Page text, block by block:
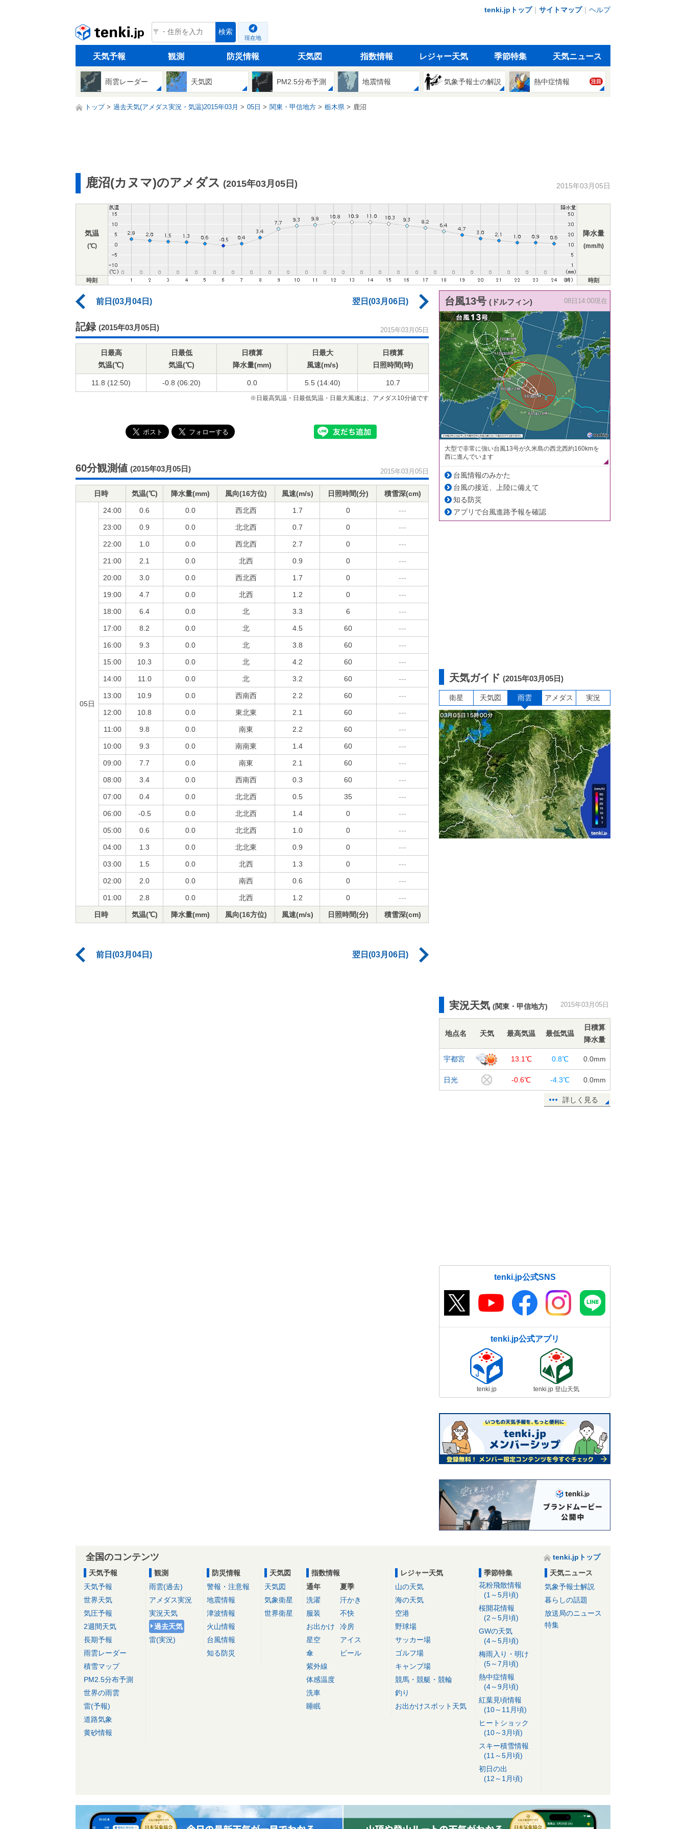
tenki.jpトップ｜ サイトマップ｜ ヘルプ
tenki.jp 検索
現在地
天気予報 観測 防災情報 天気図 指数情報 レジャー天気 季節特集 天気ニュース
雨雲レーダー 天気図 PM2.5分布予測 地震情報 気象予報士の解説 熱中症情報 注目
トップ 過去天気(アメダス実況・気温)2015年03月 05日 関東・甲信地方 栃木県 鹿沼
鹿沼(カヌマ)のアメダス (2015年03月05日) 2015年03月05日
気温
(℃)
降水量
(mm/h)
時刻 時刻
前日(03月04日) 翌日(03月06日)
記録 (2015年03月05日) 2015年03月05日
日最高
気温(℃)
日最低
気温(℃)
日積算
降水量(mm)
日最大
風速(m/s)
日積算
日照時間(時)
11.8 (12:50) -0.8 (06:20) 0.0 5.5 (14:40) 10.7
※日最高気温・日最低気温・日最大風速は、アメダス10分値です
60分観測値 (2015年03月05日) 2015年03月05日
日時 気温(℃) 降水量(mm) 風向(16方位) 風速(m/s) 日照時間(分) 積雪深(cm)
05日
24:00 0.6 0.0 西北西 1.7 0 ---
23:00 0.9 0.0 北北西 0.7 0 ---
22:00 1.0 0.0 西北西 2.7 0 ---
21:00 2.1 0.0 北西 0.9 0 ---
20:00 3.0 0.0 西北西 1.7 0 ---
19:00 4.7 0.0 北西 1.2 0 ---
18:00 6.4 0.0 北 3.3 6 ---
17:00 8.2 0.0 北 4.5 60 ---
16:00 9.3 0.0 北 3.8 60 ---
15:00 10.3 0.0 北 4.2 60 ---
14:00 11.0 0.0 北 3.2 60 ---
13:00 10.9 0.0 西南西 2.2 60 ---
12:00 10.8 0.0 東北東 2.1 60 ---
11:00 9.8 0.0 南東 2.2 60 ---
10:00 9.3 0.0 南南東 1.4 60 ---
09:00 7.7 0.0 南東 2.1 60 ---
08:00 3.4 0.0 西南西 0.3 60 ---
07:00 0.4 0.0 北北西 0.5 35 ---
06:00 -0.5 0.0 北北西 1.4 0 ---
05:00 0.6 0.0 北北西 1.0 0 ---
04:00 1.3 0.0 北北東 0.9 0 ---
03:00 1.5 0.0 北西 1.3 0 ---
02:00 2.0 0.0 南西 0.6 0 ---
01:00 2.8 0.0 北西 1.2 0 ---
日時 気温(℃) 降水量(mm) 風向(16方位) 風速(m/s) 日照時間(分) 積雪深(cm)
前日(03月04日) 翌日(03月06日)
台風13号 (ドルフィン) 08日14:00現在
大型で非常に強い台風13号が久米島の西北西約160kmを
西に進んでいます
台風情報のみかた
台風の接近、上陸に備えて
知る防災
アプリで台風進路予報を確認
天気ガイド (2015年03月05日)
衛星 天気図 雨雲 アメダス 実況
実況天気 (関東・甲信地方) 2015年03月05日
地点名 天気 最高気温 最低気温
日積算
降水量
宇都宮 13.1℃ 0.8℃ 0.0mm
日光 -0.6℃ -4.3℃ 0.0mm
詳しく見る
tenki.jp公式SNS
tenki.jp公式アプリ
tenki.jp tenki.jp 登山天気
全国のコンテンツ
tenki.jpトップ
天気予報
天気予報
世界天気
気圧予報
2週間天気
長期予報
雨雲レーダー
積雪マップ
PM2.5分布予測
世界の雨雲
雷(予報)
道路気象
黄砂情報
観測
雨雲(過去)
アメダス実況
実況天気
過去天気
雷(実況)
防災情報
警報・注意報
地震情報
津波情報
火山情報
台風情報
知る防災
天気図
天気図
気象衛星
世界衛星
指数情報
通年
洗濯
服装
お出かけ
星空
傘
紫外線
体感温度
洗車
睡眠
夏季
汗かき
不快
冷房
アイス
ビール
レジャー天気
山の天気
海の天気
空港
野球場
サッカー場
ゴルフ場
キャンプ場
競馬・競艇・競輪
釣り
お出かけスポット天気
季節特集
花粉飛散情報
(1～5月頃)
桜開花情報
(2～5月頃)
GWの天気
(4～5月頃)
梅雨入り・明け
(5～7月頃)
熱中症情報
(4～9月頃)
紅葉見頃情報
(10～11月頃)
ヒートショック
(10～3月頃)
スキー積雪情報
(11～5月頃)
初日の出
(12～1月頃)
天気ニュース
気象予報士解説
暮らしの話題
放送局のニュース
特集